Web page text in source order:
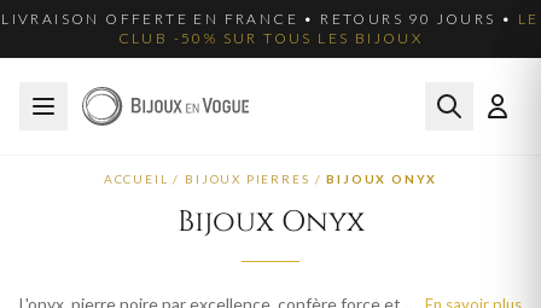
LIVRAISON OFFERTE EN FRANCE • RETOURS 90 JOURS • LE
CLUB -50% SUR TOUS LES BIJOUX
ACCUEIL / BIJOUX PIERRES / BIJOUX ONYX
Bijoux Onyx
L'onyx, pierre noire par excellence, confère force et élégance à chaque bijou. Nos bijoux onyx réunissent bagues, pendentifs et bracelets pour un style affirmé. Livraison offerte en France.